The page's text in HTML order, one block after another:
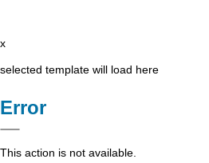
x
selected template will load here
Error
This action is not available.